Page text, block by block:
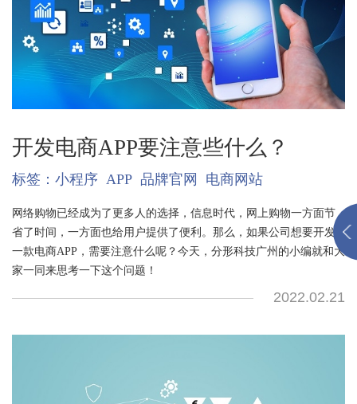
开发电商APP要注意些什么？
标签： 小程序 APP 品牌官网 电商网站
网络购物已经成为了更多人的选择，信息时代，网上购物一方面节
省了时间，一方面也给用户提供了便利。那么，如果公司想要开发
一款电商APP，需要注意什么呢？今天，分形科技广州的小编就和大
家一同来思考一下这个问题！
2022.02.21